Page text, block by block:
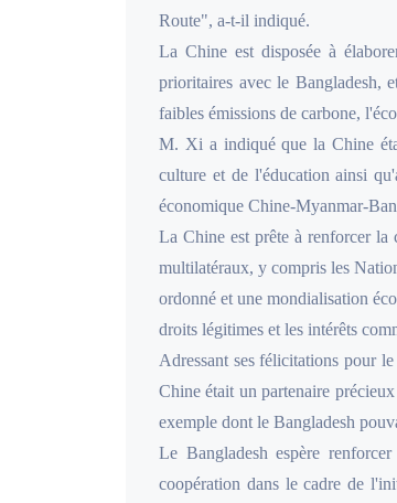
Route", a-t-il indiqué.
La Chine est disposée à
prioritaires avec le Bangladesh,
faibles émissions de carbone,
M. Xi a indiqué que la Chine
culture et de l'éducation ainsi
économique Chine-Myanmar-
La Chine est prête à renforcer la
multilatéraux, y compris les
ordonné et une mondialisation
droits légitimes et les intérêts
Adressant ses félicitations pour
Chine était un partenaire
exemple dont le Bangladesh
Le Bangladesh espère
coopération dans le cadre de